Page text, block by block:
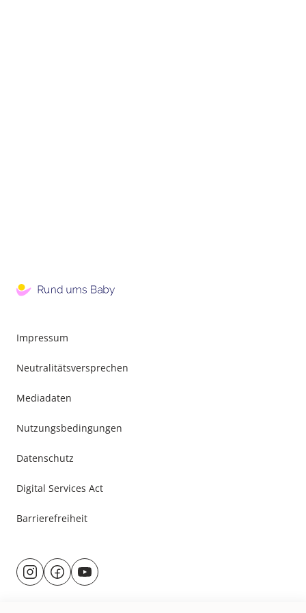
Impressum
Neutralitätsversprechen
Mediadaten
Nutzungsbedingungen
Datenschutz
Digital Services Act
Barrierefreiheit
Besuche
uns@rund.ums.baby
facebook.com/rundumsbaby.de
youtube.com/@rundumsbaby_